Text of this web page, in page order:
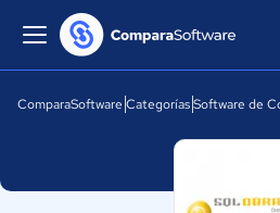
ComparaSoftware CategoríasSoftware de